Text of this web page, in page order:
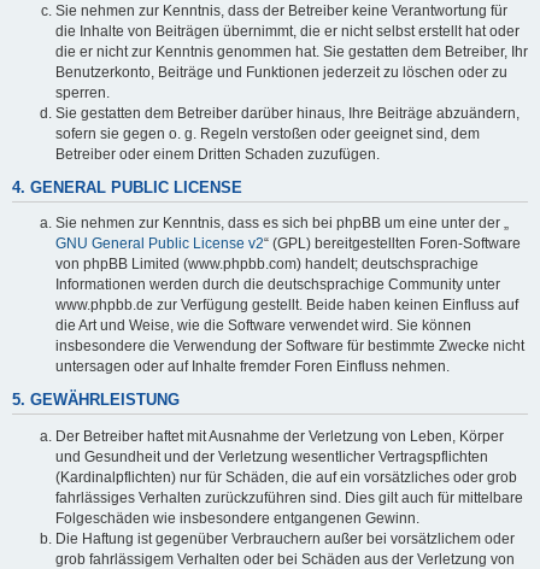
Sie nehmen zur Kenntnis, dass der Betreiber keine Verantwortung für
die Inhalte von Beiträgen übernimmt, die er nicht selbst erstellt hat oder
die er nicht zur Kenntnis genommen hat. Sie gestatten dem Betreiber, Ihr
Benutzerkonto, Beiträge und Funktionen jederzeit zu löschen oder zu
sperren.
Sie gestatten dem Betreiber darüber hinaus, Ihre Beiträge abzuändern,
sofern sie gegen o. g. Regeln verstoßen oder geeignet sind, dem
Betreiber oder einem Dritten Schaden zuzufügen.
4. GENERAL PUBLIC LICENSE
Sie nehmen zur Kenntnis, dass es sich bei phpBB um eine unter der „
GNU General Public License v2“ (GPL) bereitgestellten Foren-Software
von phpBB Limited (www.phpbb.com) handelt; deutschsprachige
Informationen werden durch die deutschsprachige Community unter
www.phpbb.de zur Verfügung gestellt. Beide haben keinen Einfluss auf
die Art und Weise, wie die Software verwendet wird. Sie können
insbesondere die Verwendung der Software für bestimmte Zwecke nicht
untersagen oder auf Inhalte fremder Foren Einfluss nehmen.
5. GEWÄHRLEISTUNG
Der Betreiber haftet mit Ausnahme der Verletzung von Leben, Körper
und Gesundheit und der Verletzung wesentlicher Vertragspflichten
(Kardinalpflichten) nur für Schäden, die auf ein vorsätzliches oder grob
fahrlässiges Verhalten zurückzuführen sind. Dies gilt auch für mittelbare
Folgeschäden wie insbesondere entgangenen Gewinn.
Die Haftung ist gegenüber Verbrauchern außer bei vorsätzlichem oder
grob fahrlässigem Verhalten oder bei Schäden aus der Verletzung von